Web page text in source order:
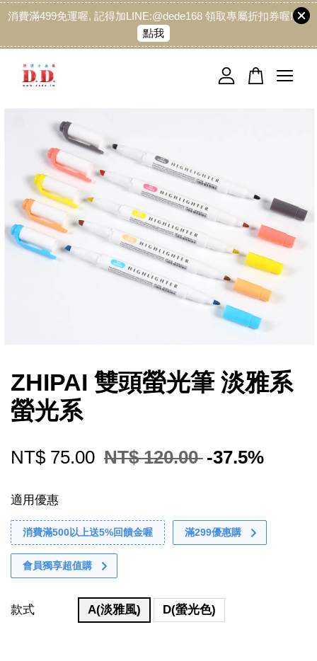
消費滿499免運喔, 記得加LINE:@dede168 領取專屬折扣券喔!
點我
ZHIPAI 雙頭螢光筆 淡雅系
螢光系
NT$ 75.00 NT$ 120.00 -37.5%
適用優惠
消費滿500以上送5%回饋金喔 滿299優惠購
會員獨享超值購
款式 A(淡雅風) D(螢光色)
您的購物車目前還是空的。